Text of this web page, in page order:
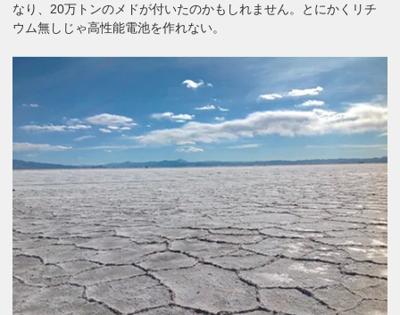
なり、20万トンのメドが付いたのかもしれません。とにかくリチ
ウム無しじゃ高性能電池を作れない。